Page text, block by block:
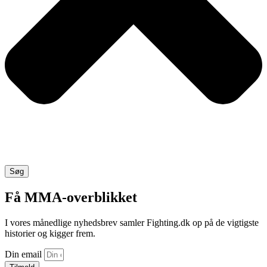
Søg
Få MMA-overblikket
I vores månedlige nyhedsbrev samler Fighting.dk op på de vigtigste
historier og kigger frem.
Din email